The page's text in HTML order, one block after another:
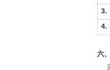
3.
4.
六